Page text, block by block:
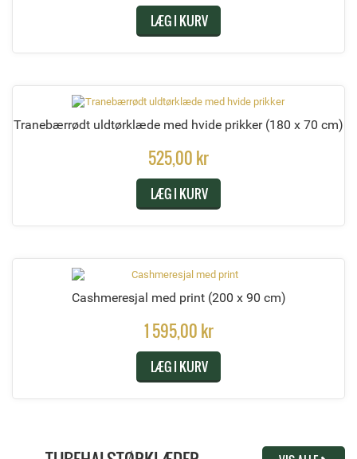
LÆG I KURV
Tranebærrødt uldtørklæde med hvide prikker (180 x 70 cm)
525,00 kr
LÆG I KURV
Cashmeresjal med print (200 x 90 cm)
1 595,00 kr
LÆG I KURV